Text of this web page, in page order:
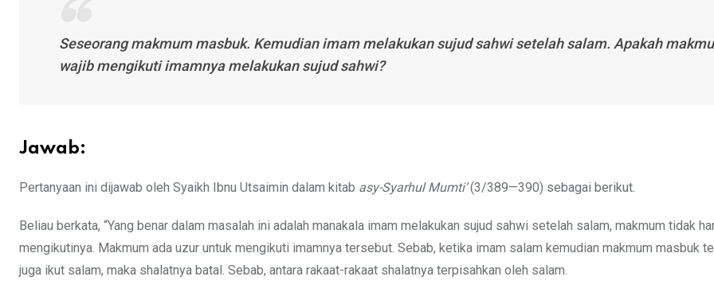
Seseorang makmum masbuk. Kemudian imam melakukan sujud sahwi setelah salam. Apakah
wajib mengikuti imamnya melakukan sujud sahwi?
Jawab:
Pertanyaan ini dijawab oleh Syaikh Ibnu Utsaimin dalam kitab asy-Syarhul Mumti’(3/389—390) sebagai berikut.
Beliau berkata, “Yang benar dalam masalah ini adalah manakala imam melakukan sujud sahwi setelah salam, makmum tidak
mengikutinya. Makmum ada uzur untuk mengikuti imamnya tersebut. Sebab, ketika imam salam kemudian makmum masbuk
juga ikut salam, maka shalatnya batal. Sebab, antara rakaat-rakaat shalatnya terpisahkan oleh salam.